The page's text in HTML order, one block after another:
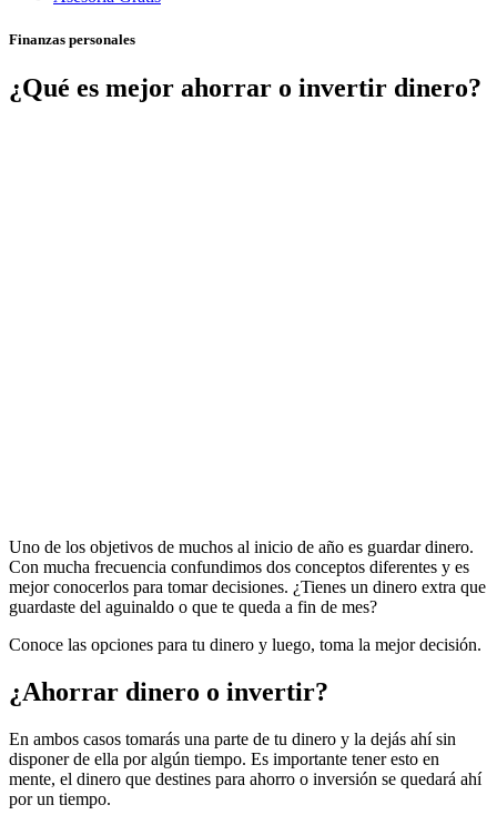
Finanzas personales
¿Qué es mejor ahorrar o invertir dinero?
Uno de los objetivos de muchos al inicio de año es guardar dinero.
Con mucha frecuencia confundimos dos conceptos diferentes y es
mejor conocerlos para tomar decisiones. ¿Tienes un dinero extra que
guardaste del aguinaldo o que te queda a fin de mes?
Conoce las opciones para tu dinero y luego, toma la mejor decisión.
¿Ahorrar dinero o invertir?
En ambos casos tomarás una parte de tu dinero y la dejás ahí sin
disponer de ella por algún tiempo. Es importante tener esto en
mente, el dinero que destines para ahorro o inversión se quedará ahí
por un tiempo.